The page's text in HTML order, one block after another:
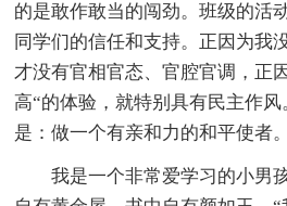
的是敢作敢当的闯劲。班级的活
同学们的信任和支持。正因为我
才没有官相官态、官腔官调，正
高“的体验，就特别具有民主作
是：做一个有亲和力的和平使者。
我是一个非常爱学习的小男